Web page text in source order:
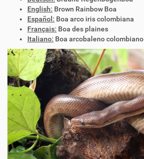
English: Brown Rainbow Boa
Español: Boa arco iris colombiana
Français: Boa des plaines
Italiano: Boa arcobaleno colombiano